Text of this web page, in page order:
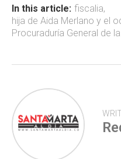
ok p
p
tir
In this article: fiscalia,
hija de Aida Merlano y el
Procuraduría General de